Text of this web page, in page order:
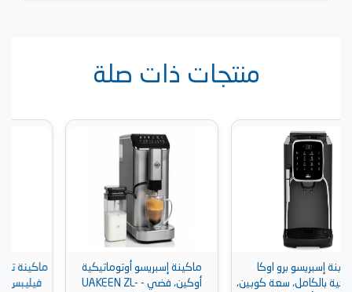
منتجات ذات صلة
ماكينة إسبريسو أوتوماتيكية
أوكين، فضي - UAKEEN ZL-
ماكينة تحضير القهوة و